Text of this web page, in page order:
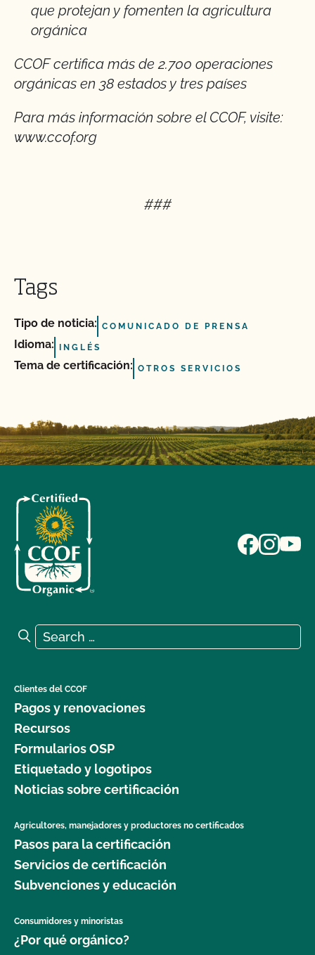
que protejan y fomenten la agricultura
orgánica
CCOF certifica más de 2.700 operaciones
orgánicas en 38 estados y tres países
Para más información sobre el CCOF, visite:
www.ccof.org
###
Tags
Tipo de noticia: COMUNICADO DE PRENSA
Idioma: INGLÉS
Tema de certificación: OTROS SERVICIOS
Search for:
Search
Clientes del CCOF
Pagos y renovaciones
Recursos
Formularios OSP
Etiquetado y logotipos
Noticias sobre certificación
Agricultores, manejadores y productores no certificados
Pasos para la certificación
Servicios de certificación
Subvenciones y educación
Consumidores y minoristas
¿Por qué orgánico?